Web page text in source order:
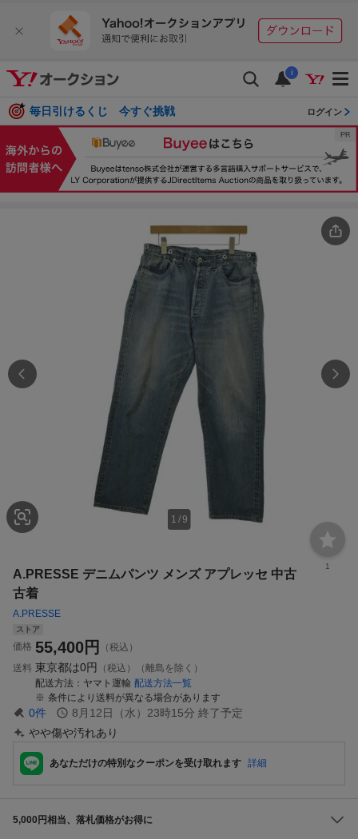
i
毎日引けるくじ 今すぐ挑戦 ログイン
1 /9
1
A.PRESSE デニムパンツ メンズ アプレッセ 中古
古着
A.PRESSE
ストア
価格 55,400円
（税込）
送料 東京都は0円
（税込）（離島を除く）
配送方法
ヤマト運輸 配送方法一覧
条件により送料が異なる場合があります
0件 8月12日（水）23時15分 終了予定
やや傷や汚れあり
あなただけの特別なクーポンを受け取れます 詳細
5,000円相当、落札価格がお得に